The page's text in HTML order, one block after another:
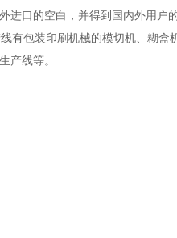
口的空白，并得到国内外用户
有包装印刷机械的模切机、糊盒
产线等。